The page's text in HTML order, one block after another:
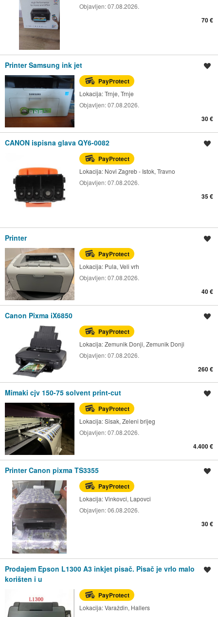
Objavljen:07.08.2026.
70 €
Printer Samsung ink jet
PayProtect
Lokacija:Trnje, Trnje
Objavljen:07.08.2026.
30 €
CANON ispisna glava QY6-0082
PayProtect
Lokacija: Novi Zagreb - Istok, Travno
Objavljen:07.08.2026.
35 €
Printer
PayProtect
Lokacija: Pula, Veli vrh
Objavljen:07.08.2026.
40 €
Canon Pixma iX6850
PayProtect
Lokacija:Zemunik Donji, Zemunik Donji
Objavljen:07.08.2026.
260 €
Mimaki cjv 150-75 solvent print-cut
PayProtect
Lokacija:Sisak, Zeleni brijeg
Objavljen:07.08.2026.
4.400 €
Printer Canon pixma TS3355
PayProtect
Lokacija:Vinkovci, Lapovci
Objavljen:06.08.2026.
30 €
Prodajem Epson L1300 A3 inkjet pisač. Pisač je vrlo malo
korišten i u
PayProtect
Lokacija:Varaždin, Hallers